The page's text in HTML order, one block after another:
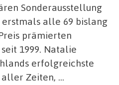
Sonderausstellung
erstmals alle 69 bislang
prämierten
1999. Natalie
erfolgreichste
Zeiten, …